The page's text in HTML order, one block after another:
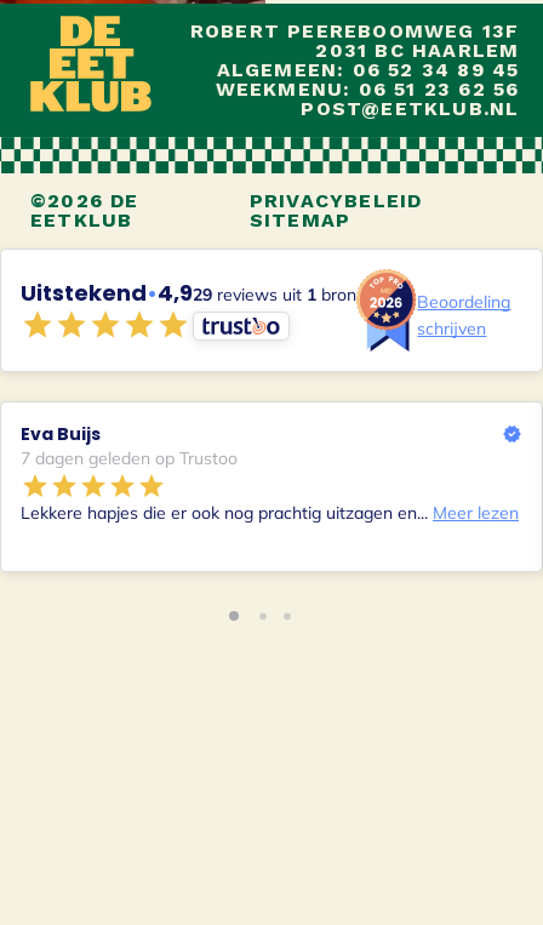
ROBERT PEEREBOOMWEG 13F
2031 BC HAARLEM
ALGEMEEN: 06 52 34 89 45
WEEKMENU: 06 51 23 62 56
POST@EETKLUB.NL
©2026 DE
EETKLUB
PRIVACYBELEID
SITEMAP
Uitstekend•4,929 reviews uit 1 bron
Beoordeling
schrijven
Eva Buijs
7 dagen geleden op Trustoo
Lekkere hapjes die er ook nog prachtig uitzagen en... Meer lezen